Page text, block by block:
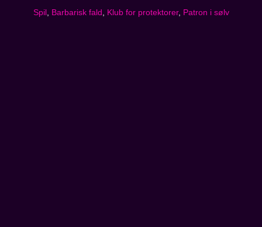
Spil , Barbarisk fald , Klub for protektorer, Patron i sølv